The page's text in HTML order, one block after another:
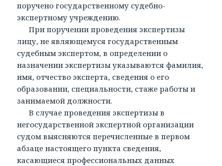
поручено государственному судебно-
экспертному учреждению.
При поручении проведения экспертизы
лицу, не являющемуся государственным
судебным экспертом, в определении о
назначении экспертизы указываются фамилия,
имя, отчество эксперта, сведения о его
образовании, специальности, стаже работы и
занимаемой должности.
В случае проведения экспертизы в
негосударственной экспертной организации
судом выясняются перечисленные в первом
абзаце настоящего пункта сведения,
касающиеся профессиональных данных